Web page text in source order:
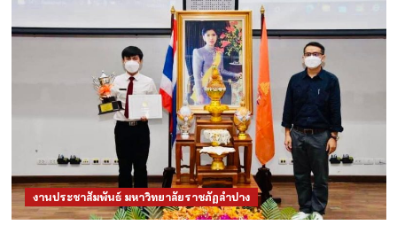
งานประชาสัมพันธ์ มหาวิทยาลัยราชภัฏลำปาง